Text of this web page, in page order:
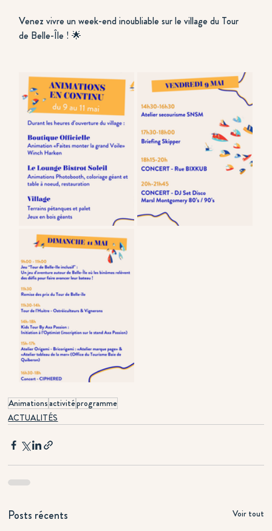
Venez vivre un week-end inoubliable sur le village du Tour
de Belle-Île ! 🌟
Animationsactivitéprogramme
ACTUALITÉS
Posts récents Voir tout